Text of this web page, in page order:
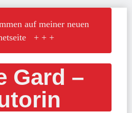
auf meiner neuen
+ + +
Gard –